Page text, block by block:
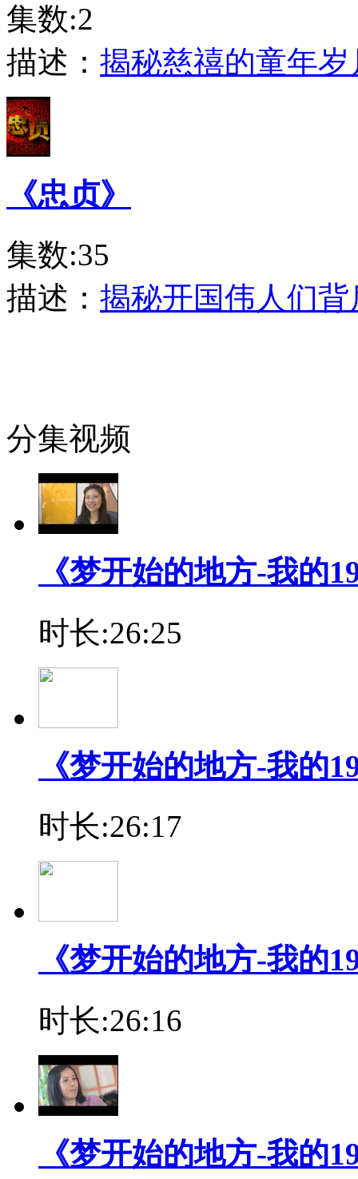
集数:2
描述： 揭秘慈禧的童年岁
《忠贞》
集数:35
描述： 揭秘开国伟人们
分集视频
《梦开始的地方-我的
时长:26:25
《梦开始的地方-我的
时长:26:17
《梦开始的地方-我的
时长:26:16
《梦开始的地方-我的